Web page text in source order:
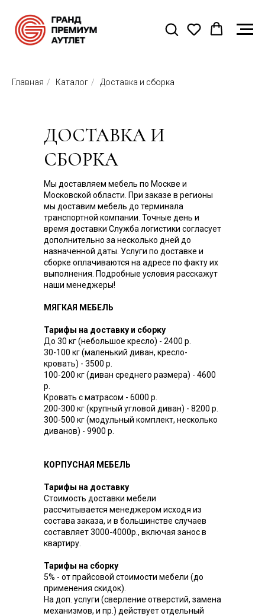
Главная / Каталог / Доставка и сборка
ДОСТАВКА И
СБОРКА
Мы доставляем мебель по Москве и
Московской области. При заказе в регионы
мы доставим мебель до терминала
транспортной компании. Точные день и
время доставки Служба логистики согласует
дополнительно за несколько дней до
назначенной даты. Услуги по доставке и
сборке оплачиваются на адресе по факту их
выполнения. Подробные условия расскажут
наши менеджеры!
МЯГКАЯ МЕБЕЛЬ
Тарифы на доставку и сборку
До 30 кг (небольшое кресло) - 2400 р.
30-100 кг (маленький диван, кресло-
кровать) - 3500 р.
100-200 кг (диван среднего размера) - 4600
р.
Кровать с матрасом - 6000 р.
200-300 кг (крупный угловой диван) - 8200 р.
300-500 кг (модульный комплект, несколько
диванов) - 9900 р.
КОРПУСНАЯ МЕБЕЛЬ
Тарифы на доставку
Стоимость доставки мебели
рассчитывается менеджером исходя из
состава заказа, и в большинстве случаев
составляет 3000-4000р., включая занос в
квартиру.
Тарифы на сборку
5% - от прайсовой стоимости мебели (до
применения скидок).
На доп. услуги (сверление отверстий, замена
механизмов, и пр.) действует отдельный